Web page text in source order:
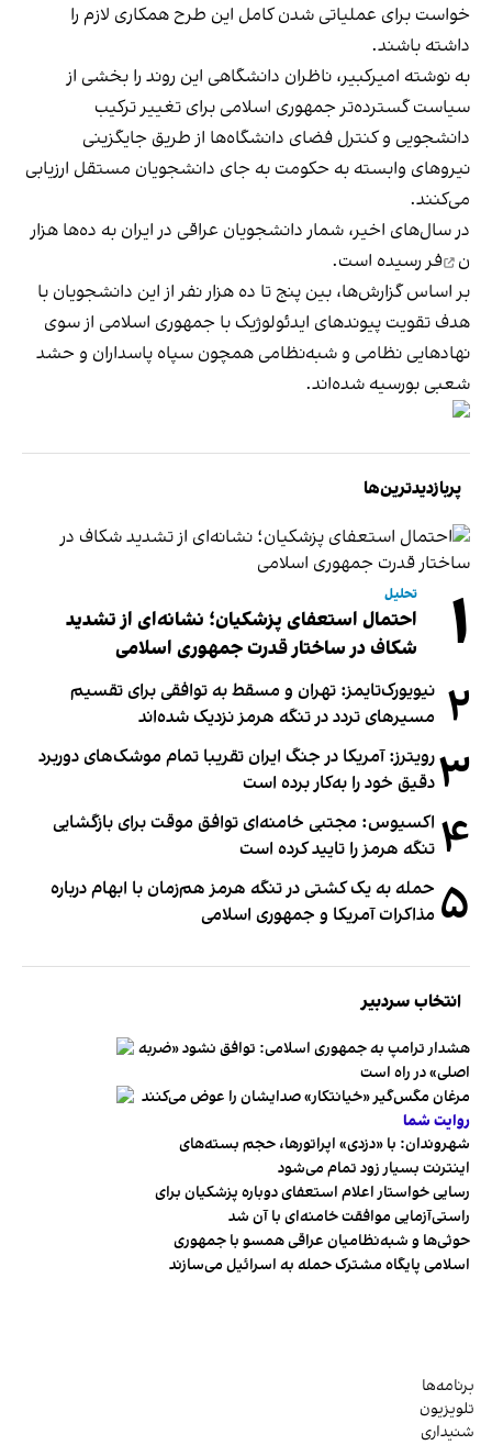
خواست برای عملیاتی شدن کامل این طرح همکاری لازم را
داشته باشند.
به نوشته امیرکبیر، ناظران دانشگاهی این روند را بخشی از
سیاست گسترده‌تر جمهوری اسلامی برای تغییر ترکیب
دانشجویی و کنترل فضای دانشگاه‌ها از طریق جایگزینی
نیروهای وابسته به حکومت به جای دانشجویان مستقل ارزیابی
می‌کنند.
در سال‌های اخیر، شمار دانشجویان عراقی در ایران به ده‌ها هزار
ن
فر رسیده است.
بر اساس گزارش‌ها، بین پنج تا ده‌ هزار نفر از این دانشجویان با
هدف تقویت پیوندهای ایدئولوژیک با جمهوری اسلامی از سوی
نهادهایی نظامی و شبه‌نظامی همچون سپاه پاسداران و حشد
شعبی بورسیه شده‌اند.
پربازدیدترین‌ها
۱ تحلیل
احتمال استعفای پزشکیان؛ نشانه‌ای از تشدید
شکاف در ساختار قدرت جمهوری اسلامی
۲ نیویورک‌تایمز: تهران و مسقط به توافقی برای تقسیم
مسیرهای تردد در تنگه هرمز نزدیک شده‌اند
۳رویترز: آمریکا در جنگ ایران تقریبا تمام موشک‌های دوربرد
دقیق خود را به‌کار برده است
۴ اکسیوس: مجتبی خامنه‌ای توافق موقت برای بازگشایی
تنگه هرمز را تایید کرده است
۵ حمله به یک کشتی در تنگه هرمز هم‌زمان با ابهام درباره
مذاکرات آمریکا و جمهوری اسلامی
انتخاب سردبیر
هشدار ترامپ به جمهوری اسلامی: توافق نشود «ضربه
اصلی» در راه است
مرغان مگس‌گیر «خیانتکار» صدایشان را عوض می‌کنند
روایت شما
شهروندان:‌ با «دزدی» اپراتورها، حجم بسته‌های
اینترنت بسیار زود تمام می‌شود
رسایی خواستار اعلام استعفای دوباره پزشکیان برای
راستی‌آزمایی موافقت خامنه‌ای با آن شد
حوثی‌ها و شبه‌نظامیان عراقی همسو با جمهوری
اسلامی پایگاه مشترک حمله به اسرائیل می‌سازند
برنامه‌ها
تلویزیون
شنیداری